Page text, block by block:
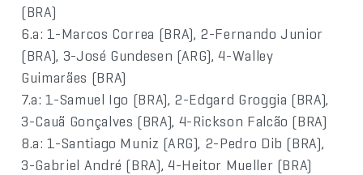
(BRA)
6.a: 1-Marcos Correa (BRA), 2-Fernando Junior
(BRA), 3-José Gundesen (ARG), 4-Walley
Guimarães (BRA)
7.a: 1-Samuel Igo (BRA), 2-Edgard Groggia (BRA),
3-Cauã Gonçalves (BRA), 4-Rickson Falcão (BRA)
8.a: 1-Santiago Muniz (ARG), 2-Pedro Dib (BRA),
3-Gabriel André (BRA), 4-Heitor Mueller (BRA)